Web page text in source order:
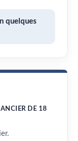
quelques
DE 18